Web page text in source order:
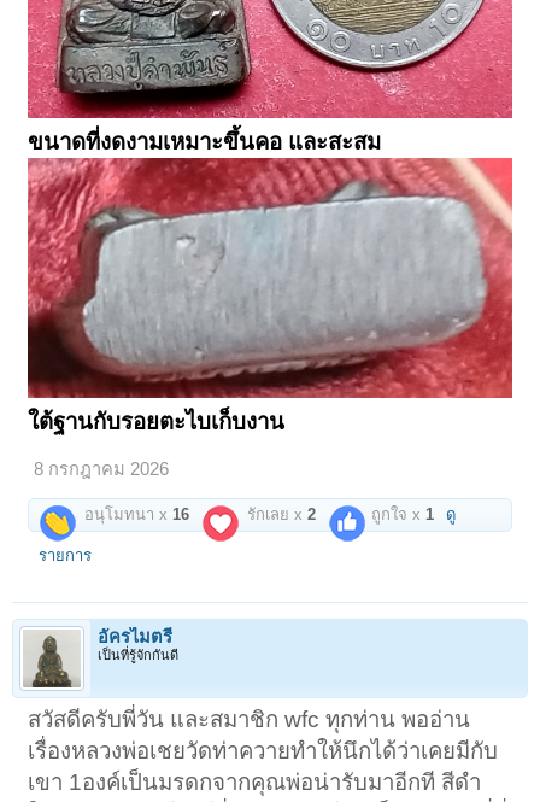
ขนาดที่งดงามเหมาะขึ้นคอ และสะสม
ใต้ฐานกับรอยตะไบเก็บงาน
8 กรกฎาคม 2026
อนุโมทนา x 16 รักเลย x2 ถูกใจ x 1 ดู
รายการ
อัครไมตรี
เป็นที่รู้จักกันดี
สวัสดีครับพี่วัน และสมาชิก wfc ทุกท่าน พออ่าน
เรื่องหลวงพ่อเชยวัดท่าควายทำให้นึกได้ว่าเคยมีกับ
เขา 1องค์เป็นมรดกจากคุณพ่อน่ารับมาอีกที สีดำ